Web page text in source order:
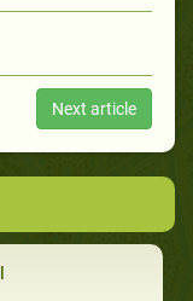
Next article